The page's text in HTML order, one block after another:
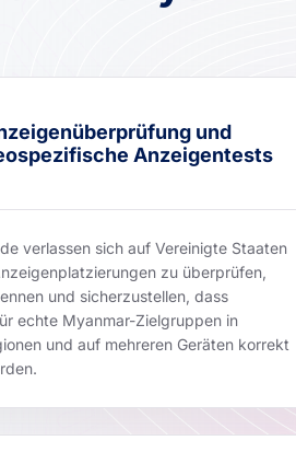
und
Anzeigentests
verlassen sich auf Vereinigte Staaten
zu überprüfen,
und sicherzustellen, dass
echte Myanmar-Zielgruppen in
und auf mehreren Geräten korrekt